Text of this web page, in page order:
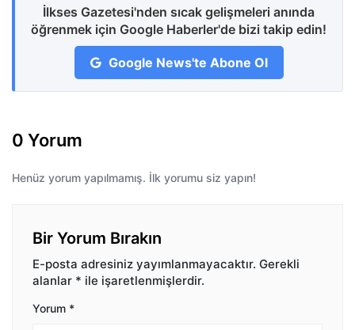
İlkses Gazetesi'nden sıcak gelişmeleri anında
öğrenmek için Google Haberler'de bizi takip edin!
Google News'te Abone Ol
0 Yorum
Henüz yorum yapılmamış. İlk yorumu siz yapın!
Bir Yorum Bırakın
E-posta adresiniz yayımlanmayacaktır. Gerekli
alanlar * ile işaretlenmişlerdir.
Yorum *